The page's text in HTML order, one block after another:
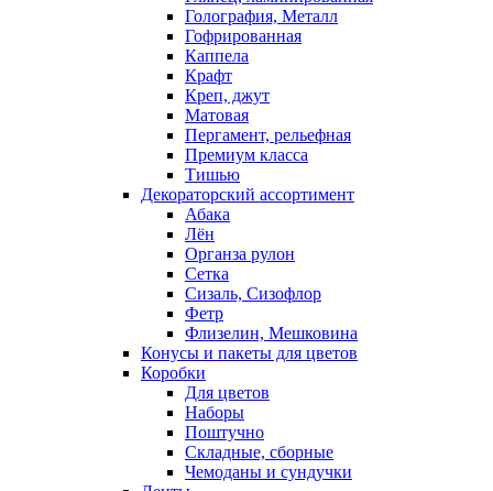
Голография, Металл
Гофрированная
Каппела
Крафт
Креп, джут
Матовая
Пергамент, рельефная
Премиум класса
Тишью
Декораторский ассортимент
Абака
Лён
Органза рулон
Сетка
Сизаль, Сизофлор
Фетр
Флизелин, Мешковина
Конусы и пакеты для цветов
Коробки
Для цветов
Наборы
Поштучно
Складные, сборные
Чемоданы и сундучки